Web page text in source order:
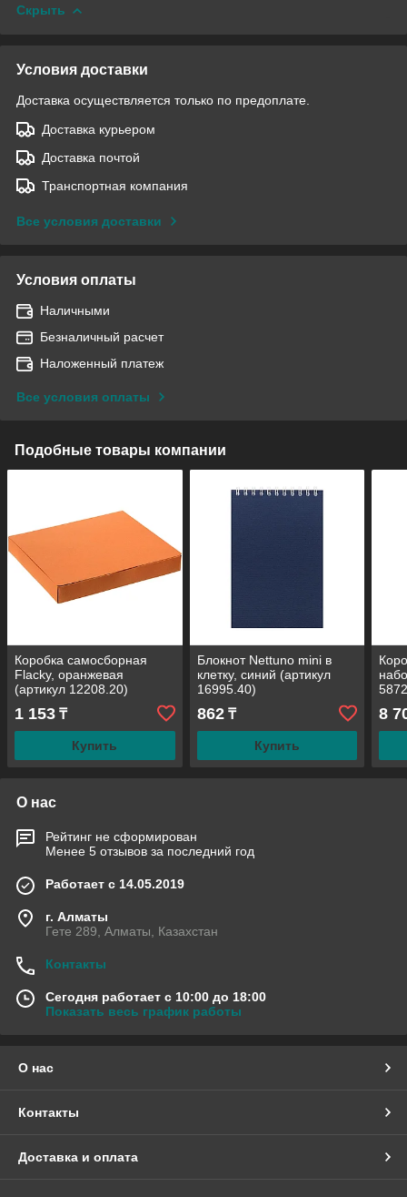
Скрыть
Условия доставки
Доставка осуществляется только по предоплате.
Доставка курьером
Доставка почтой
Транспортная компания
Все условия доставки
Условия оплаты
Наличными
Безналичный расчет
Наложенный платеж
Все условия оплаты
Подобные товары компании
Коробка самосборная
Flacky, оранжевая
(артикул 12208.20)
1 153 ₸
Купить
Блокнот Nettuno mini в
клетку, синий (артикул
16995.40)
862₸
Купить
8
О нас
Рейтинг не сформирован
Менее 5 отзывов за последний год
Работает с 14.05.2019
г. Алматы
Гете 289, Алматы, Казахстан
Контакты
Сегодня работает с 10:00 до 18:00
Показать весь график работы
О нас
Контакты
Доставка и оплата